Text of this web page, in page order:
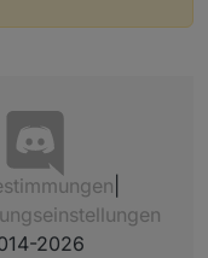
2026